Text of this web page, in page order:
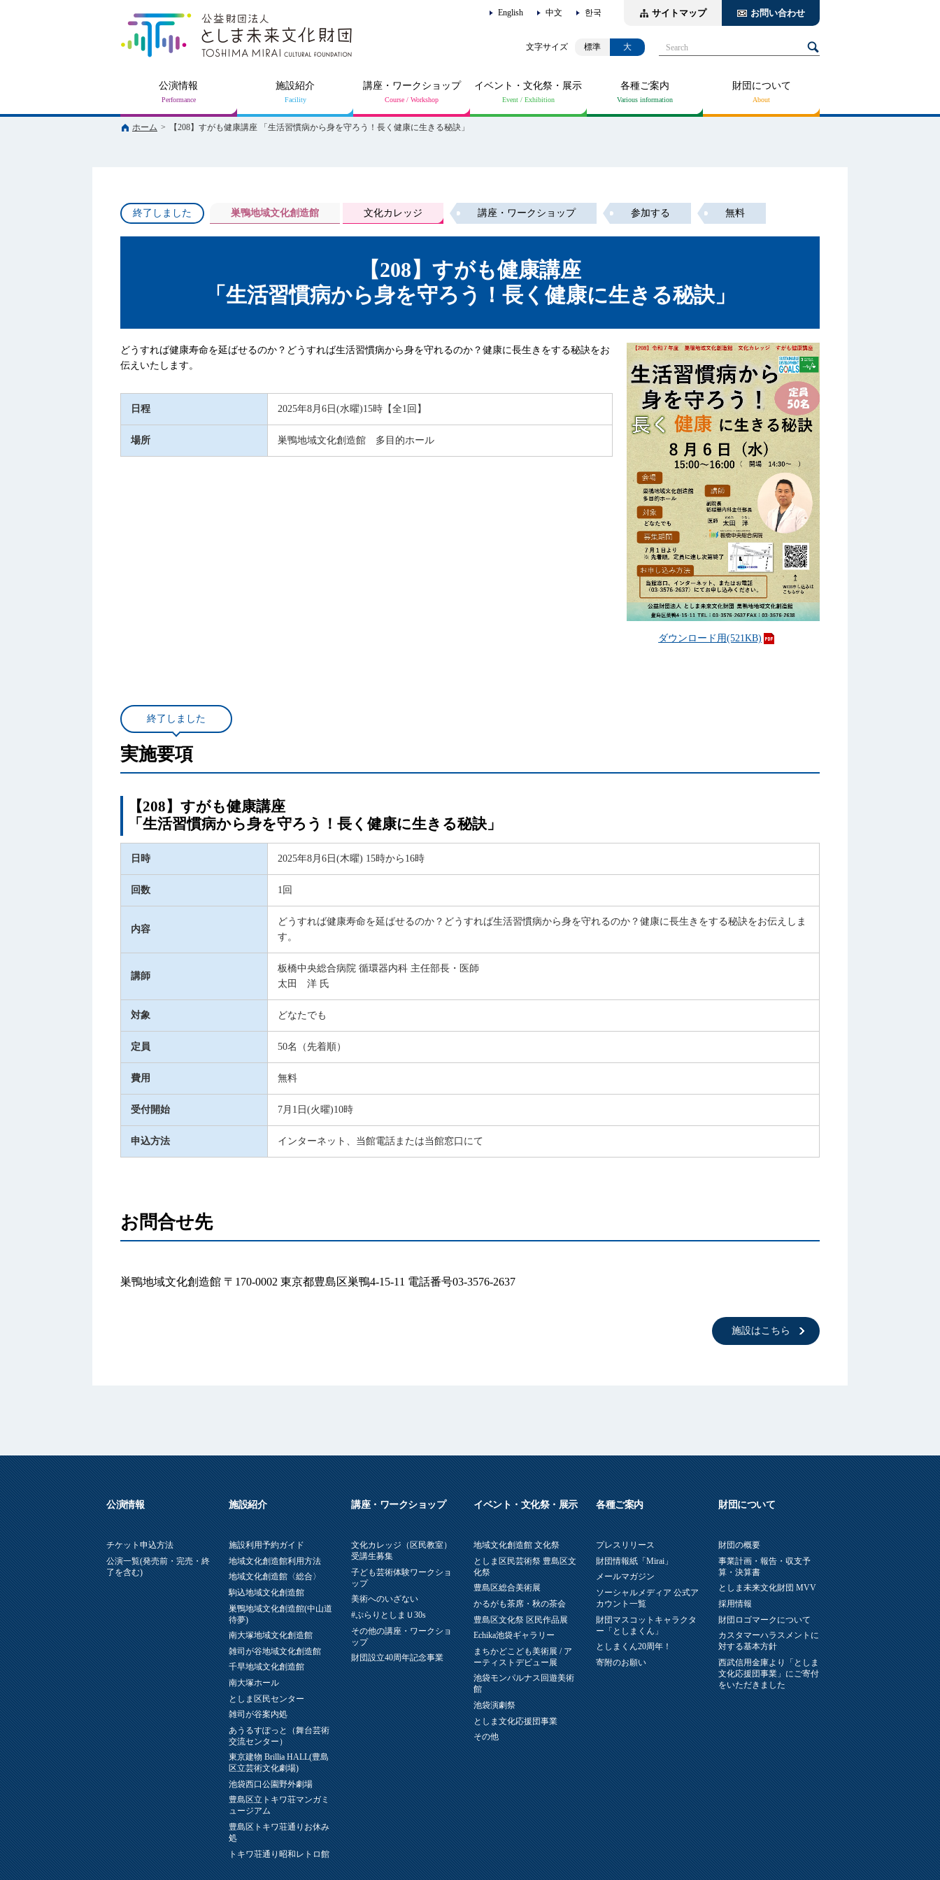
English 中文 한국 サイトマップ お問い合わせ
標準 大 Search
公演情報 施設紹介 講座・ワークショップ イベント・文化祭・展示 各種ご案内 財団について
ホーム > 【208】すがも健康講座 「生活習慣病から身を守ろう！長く健康に生きる秘訣」
終了しました 巣鴨地域文化創造館 文化カレッジ 講座・ワークショップ 参加する 無料
【208】すがも健康講座
「生活習慣病から身を守ろう！長く健康に生きる秘訣」
どうすれば健康寿命を延ばせるのか？どうすれば生活習慣病から身を守れるのか？健康に長生きをする秘訣をお
伝えいたします。
日程 2025年8月6日(水曜)15時【全1回】
場所 巣鴨地域文化創造館 多目的ホール
ダウンロード用(521KB)
終了しました
実施要項
【208】すがも健康講座
「生活習慣病から身を守ろう！長く健康に生きる秘訣」
日時 2025年8月6日(木曜) 15時から16時
回数 1回
内容
どうすれば健康寿命を延ばせるのか？どうすれば生活習慣病から身を守れるのか？健康に長生きをする秘訣をお伝えしま
す。
講師
板橋中央総合病院 循環器内科 主任部長・医師
太田 洋 氏
対象 どなたでも
定員 50名（先着順）
費用 無料
受付開始 7月1日(火曜)10時
申込方法 インターネット、当館電話または当館窓口にて
お問合せ先
巣鴨地域文化創造館 〒170-0002 東京都豊島区巣鴨4-15-11 電話番号03-3576-2637
施設はこちら
公演情報
チケット申込方法
公演一覧(発売前・完売・終
了を含む)
施設紹介
施設利用予約ガイド
地域文化創造館利用方法
地域文化創造館〈総合〉
駒込地域文化創造館
巣鴨地域文化創造館(中山道
待夢)
南大塚地域文化創造館
雑司が谷地域文化創造館
千早地域文化創造館
南大塚ホール
としま区民センター
雑司が谷案内処
あうるすぽっと（舞台芸術
交流センター）
東京建物 Brillia HALL(豊島
区立芸術文化劇場)
池袋西口公園野外劇場
豊島区立トキワ荘マンガミ
ュージアム
豊島区トキワ荘通りお休み
処
トキワ荘通り昭和レトロ館
講座・ワークショップ
文化カレッジ（区民教室）
受講生募集
子ども芸術体験ワークショ
ップ
美術へのいざない
#ぷらりとしまＵ30s
その他の講座・ワークショ
ップ
財団設立40周年記念事業
イベント・文化祭・展示
地域文化創造館 文化祭
としま区民芸術祭 豊島区文
化祭
豊島区総合美術展
かるがも茶席・秋の茶会
豊島区文化祭 区民作品展
Echika池袋ギャラリー
まちかどこども美術展 / ア
ーティストデビュー展
池袋モンパルナス回遊美術
館
池袋演劇祭
としま文化応援団事業
その他
各種ご案内
プレスリリース
財団情報紙「Mirai」
メールマガジン
ソーシャルメディア 公式ア
カウント一覧
財団マスコットキャラクタ
ー「としまくん」
としまくん20周年！
寄附のお願い
財団について
財団の概要
事業計画・報告・収支予
算・決算書
としま未来文化財団 MVV
採用情報
財団ロゴマークについて
カスタマーハラスメントに
対する基本方針
西武信用金庫より「としま
文化応援団事業」にご寄付
をいただきました